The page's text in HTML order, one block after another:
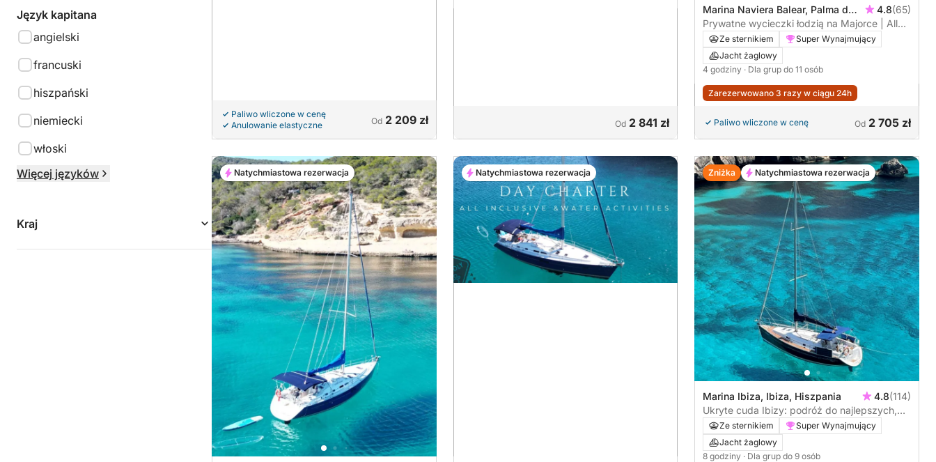
Język kapitana
angielski
francuski
hiszpański
niemiecki
włoski
Więcej języków
Kraj
Paliwo wliczone w cenę
Anulowanie elastyczne
Od 2 209 zł Od 2 841 zł
Marina Naviera Balear, Palma de
Mallorca, Hiszpania
4.8(65)
Prywatne wycieczki łodzią na Majorce | All
Inclusive i zabawki wodne – 4-godzinna,
półdniowa wycieczka (K4)
Ze sternikiem
Super Wynajmujący
Jacht żaglowy
4 godziny · Dla grup do 11 osób
Zarezerwowano 3 razy w ciągu 24h
Paliwo wliczone w cenę Od 2 705 zł
Natychmiastowa rezerwacja Natychmiastowa rezerwacja
Marina Ibiza, Ibiza, Hiszpania 4.8(114)
Ukryte cuda Ibizy: podróż do najlepszych,
sekretnych miejsc
Ze sternikiem
Super Wynajmujący
Jacht żaglowy
8 godziny · Dla grup do 9 osób
Zniżka Natychmiastowa rezerwacja